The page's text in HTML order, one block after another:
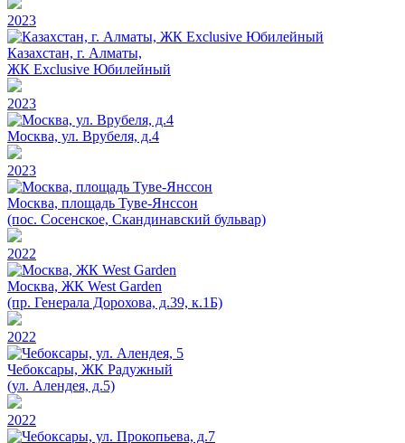
2023
Казахстан, г. Алматы,
ЖК Exclusive Юбилейный
2023
Москва, ул. Врубеля, д.4
2023
Москва, площадь Туве-Янссон
(пос. Сосенское, Скандинавский бульвар)
2022
Москва, ЖК West Garden
(пр. Генерала Дорохова, д.39, к.1Б)
2022
Чебоксары, ЖК Радужный
(ул. Алендея, д.5)
2022